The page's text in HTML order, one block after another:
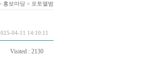
홍보마당 > 포토앨범
04-11 14:10:11
Visited : 2130